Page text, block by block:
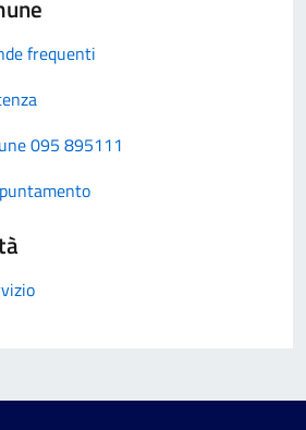
frequenti
095 895111